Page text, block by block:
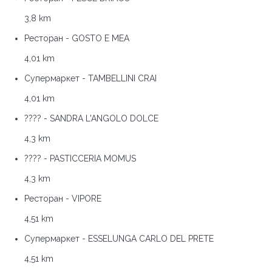
3,8 km
Ресторан - GOSTO E MEA
4,01 km
Супермаркет - TAMBELLINI CRAI
4,01 km
???? - SANDRA L'ANGOLO DOLCE
4,3 km
???? - PASTICCERIA MOMUS
4,3 km
Ресторан - VIPORE
4,51 km
Супермаркет - ESSELUNGA CARLO DEL PRETE
4,51 km